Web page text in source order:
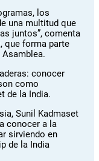
los
una multitud que
juntos”, comenta
que forma parte
conocer
como
de la India.
Sunil Kadmaset
conocer a la
sirviendo en
de la India